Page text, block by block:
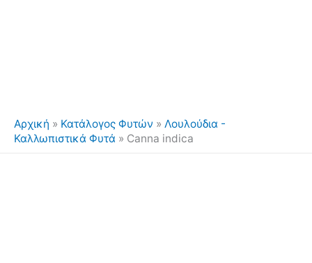
Αρχική » Κατάλογος Φυτών » Λουλούδια -
Καλλωπιστικά Φυτά » Canna indica